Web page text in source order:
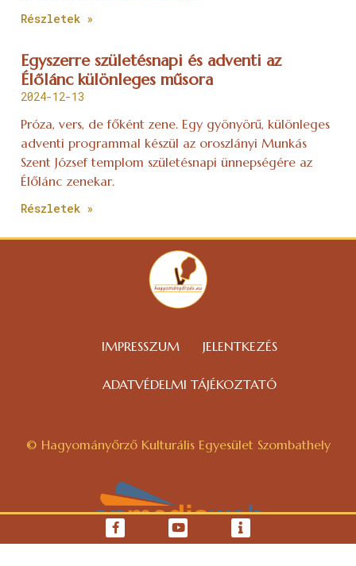
Részletek »
Egyszerre születésnapi és adventi az
Élőlánc különleges műsora
2024-12-13
Próza, vers, de főként zene. Egy gyönyörű, különleges
adventi programmal készül az oroszlányi Munkás
Szent József templom születésnapi ünnepségére az
Élőlánc zenekar.
Részletek »
IMPRESSZUM JELENTKEZÉS
ADATVÉDELMI TÁJÉKOZTATÓ
© Hagyományőrző Kulturális Egyesület Szombathely
WEBOLDAL KÉSZÍTÉS